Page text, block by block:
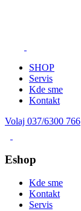
SHOP
Servis
Kde sme
Kontakt
Volaj 037/6300 766
Eshop
Kde sme
Kontakt
Servis